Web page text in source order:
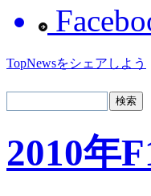
TopNewsをシェアしよう
2010年